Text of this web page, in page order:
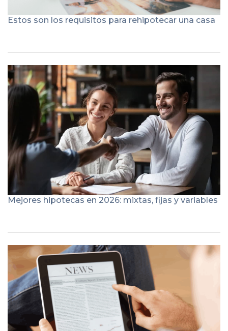
Estos son los requisitos para rehipotecar una casa
Mejores hipotecas en 2026: mixtas, fijas y variables